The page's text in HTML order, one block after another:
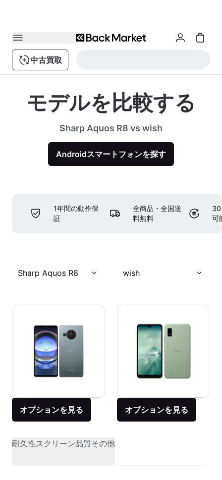
中古買取
モデルを比較する
Sharp Aquos R8 vs wish
Androidスマートフォンを探す
1年間の動作保
証
全商品・全国送
料無料
30
可
Sharp Aquos R8 wish
オプションを見る オプションを見る
耐久性スクリーン品質その他